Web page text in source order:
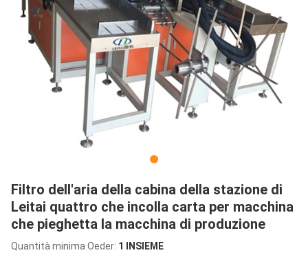
Filtro dell'aria della cabina della stazione di
Leitai quattro che incolla carta per macchina
che pieghetta la macchina di produzione
Quantità minima Oeder: 1 INSIEME